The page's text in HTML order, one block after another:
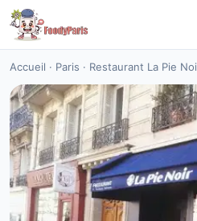
Accueil · Paris · Restaurant La Pie